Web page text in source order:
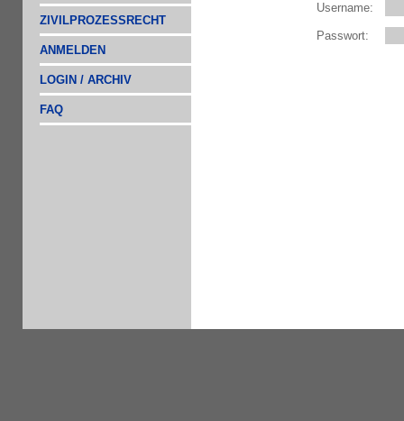
ZIVILPROZESSRECHT
ANMELDEN
LOGIN / ARCHIV
FAQ
Username:
Passwort: